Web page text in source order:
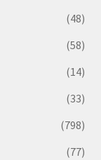
(48)
(58)
(14)
(33)
(798)
(77)